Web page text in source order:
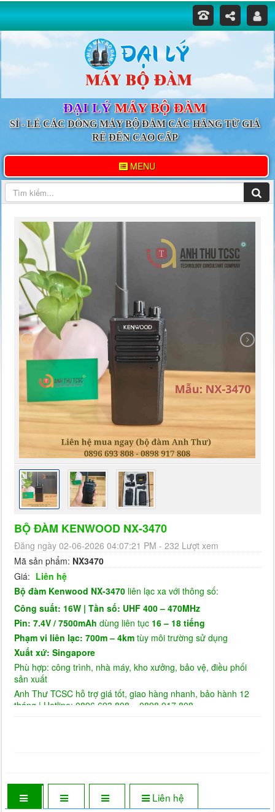
ĐẠI LÝMÁY BỘ ĐÀM
SỈ - LẺ CÁC DÒNG MÁY BỘ ĐÀM CÁC HÃNG TỪ GIÁ
RẺ ĐẾN CAO CẤP
MENU
BỘ ĐÀM KENWOOD NX-3470
Đăng ngày 02-06-2026 04:07:21 PM - 232 Lượt xem
Mã sản phẩm: NX3470
Giá: Liên hệ
Bộ đàm Kenwood NX-3470 liên lạc xa với thông số:
Công suất: 16W |Tần số: UHF 400 – 470MHz
Pin: 7.4V / 7500mAh dùng liên tục 16 – 18 tiếng
Phạm vi liên lạc: 700m – 4km tùy môi trường sử dụng
Xuất xứ: Singapore
Phù hợp: công trình, nhà máy, kho xưởng, bảo vệ, điều phối
sản xuất
Anh Thư TCSC hỗ trợ giá tốt, giao hàng nhanh, bảo hành 12
tháng | Hotline: 0896 693 808 – 0898 917 808
Liên hệ